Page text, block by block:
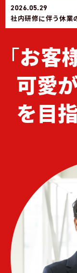
2026.05.29
社内研修に伴う休業
お客
可愛
を目